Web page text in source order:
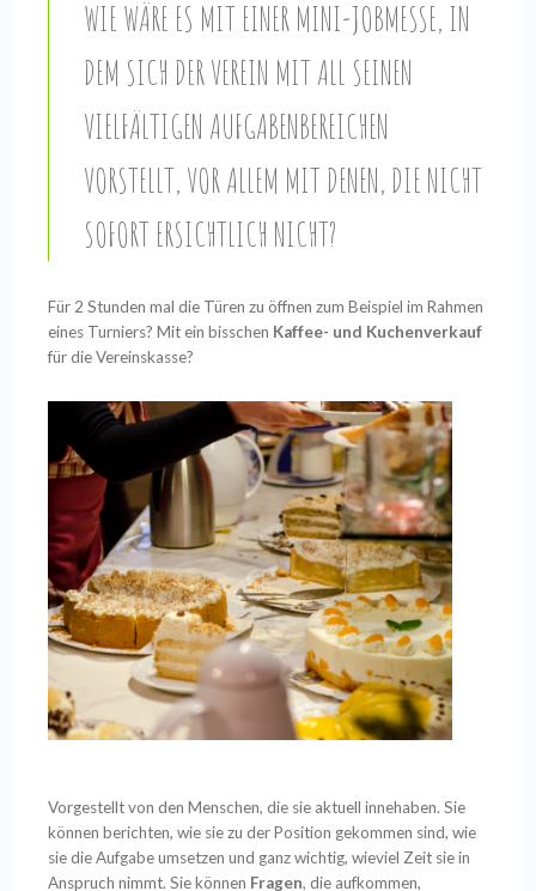
WIE WÄRE ES MIT EINER MINI-JOBMESSE, IN
DEM SICH DER VEREIN MIT ALL SEINEN
VIELFÄLTIGEN AUFGABENBEREICHEN
VORSTELLT, VOR ALLEM MIT DENEN, DIE NICHT
SOFORT ERSICHTLICH NICHT?
Für 2 Stunden mal die Türen zu öffnen zum Beispiel im Rahmen
eines Turniers? Mit ein bisschen Kaffee- und Kuchenverkauf
für die Vereinskasse?
Vorgestellt von den Menschen, die sie aktuell innehaben. Sie
können berichten, wie sie zu der Position gekommen sind, wie
sie die Aufgabe umsetzen und ganz wichtig, wieviel Zeit sie in
Anspruch nimmt. Sie können Fragen, die aufkommen,